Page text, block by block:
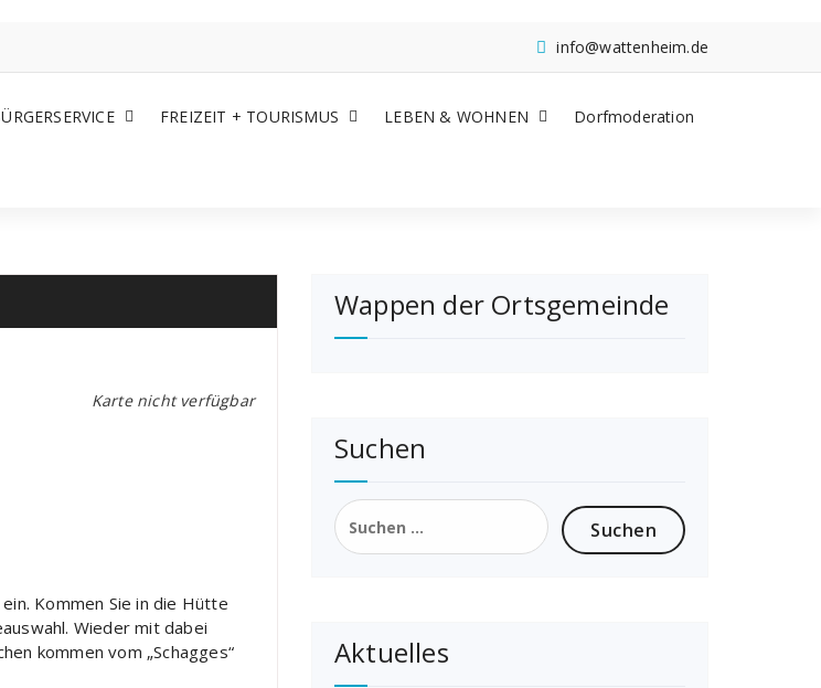
info@wattenheim.de
FREIZEIT + TOURISMUS LEBEN & WOHNEN Dorfmoderation
Karte nicht verfügbar
Kommen Sie in die Hütte
Wieder mit dabei
kommen vom „Schagges“
Wappen der Ortsgemeinde
Suchen
Suchen
nach:
Aktuelles